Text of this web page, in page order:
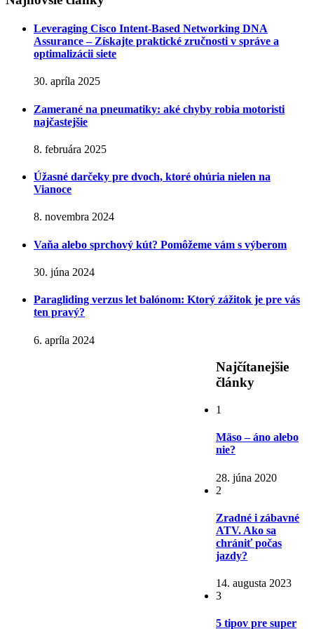
Leveraging Cisco Intent-Based Networking DNA
Assurance – Získajte praktické zručnosti v správe a
optimalizácii siete
30. apríla 2025
Zamerané na pneumatiky: aké chyby robia motoristi
najčastejšie
8. februára 2025
Úžasné darčeky pre dvoch, ktoré ohúria nielen na
Vianoce
8. novembra 2024
Vaňa alebo sprchový kút? Pomôžeme vám s výberom
30. júna 2024
Paragliding verzus let balónom: Ktorý zážitok je pre vás
ten pravý?
6. apríla 2024
Najčítanejšie
články
1
Mäso – áno alebo
nie?
28. júna 2020
2
Zradné i zábavné
ATV. Ako sa
chrániť počas
jazdy?
14. augusta 2023
3
5 tipov pre super